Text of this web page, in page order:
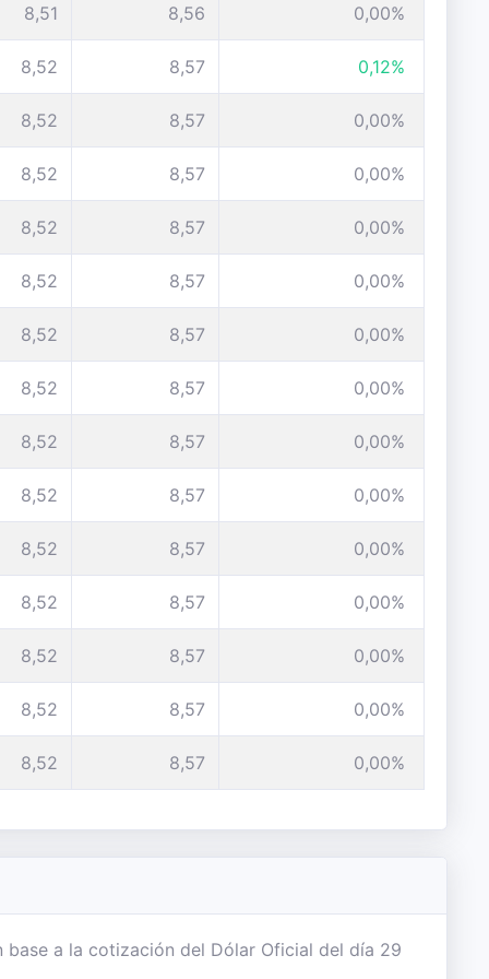
8,51 8,56 0,00%
8,52 8,57 0,12%
8,52 8,57 0,00%
8,52 8,57 0,00%
8,52 8,57 0,00%
8,52 8,57 0,00%
8,52 8,57 0,00%
8,52 8,57 0,00%
8,52 8,57 0,00%
8,52 8,57 0,00%
8,52 8,57 0,00%
8,52 8,57 0,00%
8,52 8,57 0,00%
8,52 8,57 0,00%
8,52 8,57 0,00%
base a la cotización del Dólar Oficial del día 29